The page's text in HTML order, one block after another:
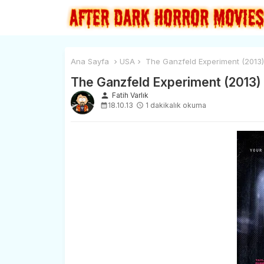
Ana Sayfa USA The Ganzfeld Experiment (2013)
The Ganzfeld Experiment (2013)
person Fatih Varlık
18.10.13
1 dakikalık okuma